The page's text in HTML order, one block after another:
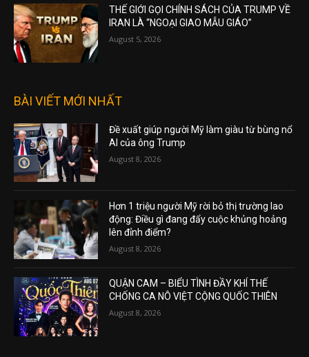
THẾ GIỚI GỌI CHÍNH SÁCH CỦA TRUMP VỀ
IRAN LÀ “NGOẠI GIAO MẪU GIÁO”
August 5, 2026
BÀI VIẾT MỚI NHẤT
Đề xuất giúp người Mỹ làm giàu từ bùng nổ
AI của ông Trump
August 8, 2026
Hơn 1 triệu người Mỹ rời bỏ thị trường lao
động: Điều gì đang đẩy cuộc khủng hoảng
lên đỉnh điểm?
August 8, 2026
QUẬN CAM – BIỂU TÌNH ĐẦY KHÍ THẾ
CHỐNG CA NÔ VIỆT CỘNG QUỐC THIÊN
August 8, 2026